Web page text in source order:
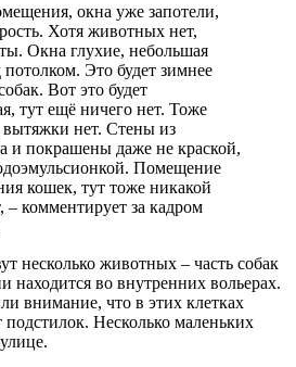
окна уже запотели,
Хотя животных нет,
Окна глухие, небольшая
Это будет зимнее
Вот это будет
тут ещё ничего нет. Тоже
вытяжки нет. Стены из
и покрашены даже не краской,
Помещение
кошек, тут тоже никакой
– комментирует за кадром
несколько животных – часть собак
находится во внутренних вольерах.
внимание, что в этих клетках
подстилок. Несколько маленьких